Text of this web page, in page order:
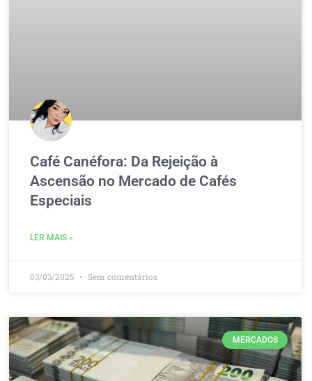
Café Canéfora: Da Rejeição à
Ascensão no Mercado de Cafés
Especiais
LER MAIS »
03/03/2025 Sem comentários
MERCADOS